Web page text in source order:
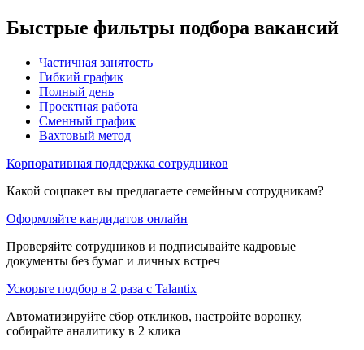
Быстрые фильтры подбора вакансий
Частичная занятость
Гибкий график
Полный день
Проектная работа
Сменный график
Вахтовый метод
Корпоративная поддержка сотрудников
Какой соцпакет вы предлагаете семейным сотрудникам?
Оформляйте кандидатов онлайн
Проверяйте сотрудников и подписывайте кадровые
документы без бумаг и личных встреч
Ускорьте подбор в 2 раза с Talantix
Автоматизируйте сбор откликов, настройте воронку,
собирайте аналитику в 2 клика